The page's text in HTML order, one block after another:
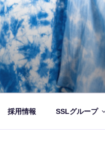
採用情報 SSLグループ